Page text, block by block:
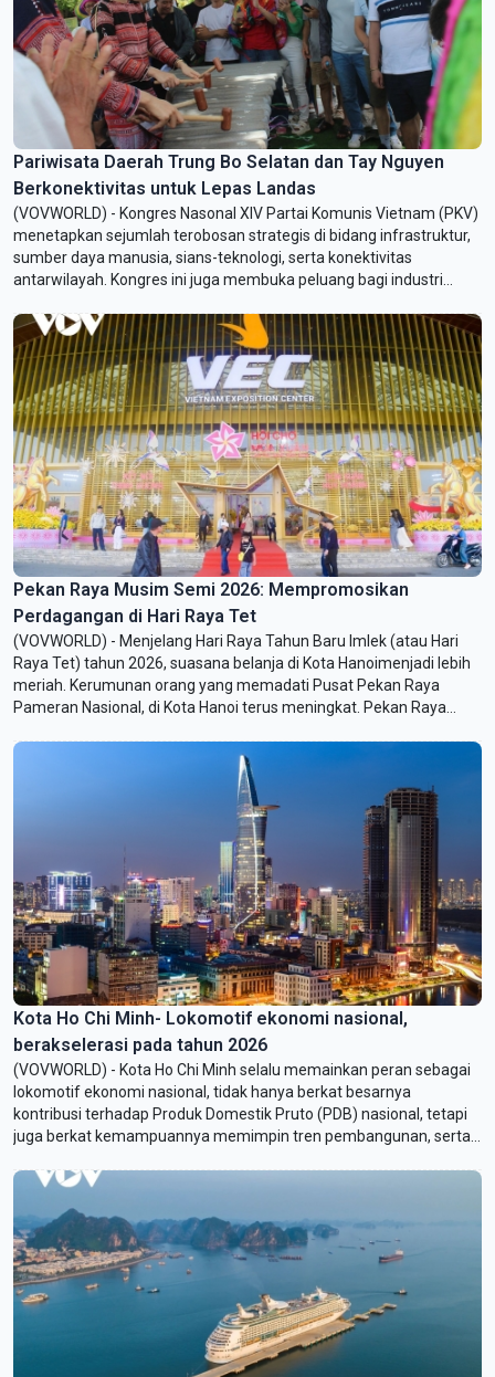
Pariwisata Daerah Trung Bo Selatan dan Tay Nguyen
Berkonektivitas untuk Lepas Landas
(VOVWORLD) - Kongres Nasonal XIV Partai Komunis Vietnam (PKV)
menetapkan sejumlah terobosan strategis di bidang infrastruktur,
sumber daya manusia, sians-teknologi, serta konektivitas
antarwilayah. Kongres ini juga membuka peluang bagi industri
pemgembangan ekstensif menjadi intensif, guna meningkatkan
nilai tambah dan keberlanjutan.
Pekan Raya Musim Semi 2026: Mempromosikan
Perdagangan di Hari Raya Tet
(VOVWORLD) - Menjelang Hari Raya Tahun Baru Imlek (atau Hari
Raya Tet) tahun 2026, suasana belanja di Kota Hanoimenjadi lebih
meriah. Kerumunan orang yang memadati Pusat Pekan Raya
Pameran Nasional, di Kota Hanoi terus meningkat. Pekan Raya
budaya pada Hari Raya Tet saja, tetapi juga menjadi peluang
promosi perdagangan dan stimulasi konsumsi pada Hari Raya Tet.
Kota Ho Chi Minh- Lokomotif ekonomi nasional,
berakselerasi pada tahun 2026
(VOVWORLD) - Kota Ho Chi Minh selalu memainkan peran sebagai
lokomotif ekonomi nasional, tidak hanya berkat besarnya
kontribusi terhadap Produk Domestik Pruto (PDB) nasional, tetapi
juga berkat kemampuannya memimpin tren pembangunan, serta
lainnya. Berdasarkan berbagai keberhasilan menonjol yang telah
dengan tuntutan dan target yang lebih tinggi untuk berakselerasi
dan berkembang secara berkelanjutan.